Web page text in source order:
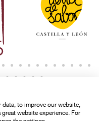
data, to improve our website,
website experience. For